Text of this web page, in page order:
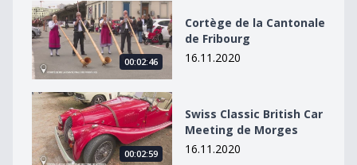
Cortège de la Cantonale de Fribourg
00:02:46
Cortège de la Cantonale
de Fribourg
16.11.2020
Swiss Classic British Car Meeting de Morges
00:02:59
Swiss Classic British Car
Meeting de Morges
16.11.2020